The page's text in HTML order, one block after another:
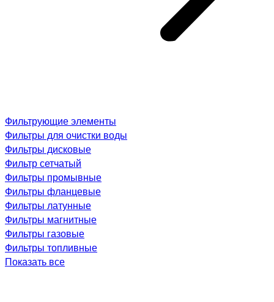
Фильтрующие элементы
Фильтры для очистки воды
Фильтры дисковые
Фильтр сетчатый
Фильтры промывные
Фильтры фланцевые
Фильтры латунные
Фильтры магнитные
Фильтры газовые
Фильтры топливные
Показать все